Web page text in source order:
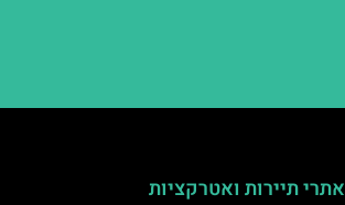
אתרי תיירות ואטרקציות